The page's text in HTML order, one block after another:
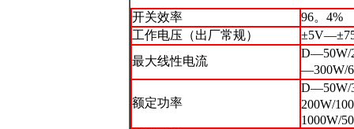
开关效率
96。4%
工作电压（出厂常规）
最大线性电流
D—50W/
—300W/
额定功率
D—50W/
200W/
1000W/